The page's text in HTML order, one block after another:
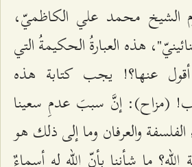
الشيخ محمد علي الكاظميّ،
هذه العبارةُ الحكيمةُ التي
عنها؟! يجب كتابة هذه
(مزاح): إنَّ سببَ عدمِ سعينا
والعرفان وما إلى ذلك هو
ما شأننا بأنّ الله له أسماءٌ